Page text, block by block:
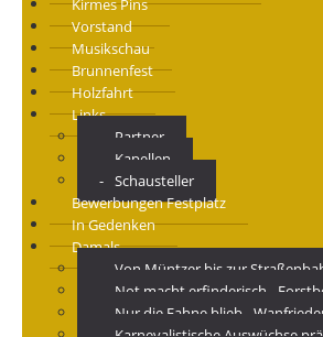
Kirmes Pins
Vorstand
Musikschau
Brunnenfest
Holzfahrt
Links
Partner
Kapellen
Schausteller
Bewerbungen Festplatz
In Gedenken
Damals
Von Müntzer bis zur
Not macht erfinderisch -
Nur die Fahne blieb -